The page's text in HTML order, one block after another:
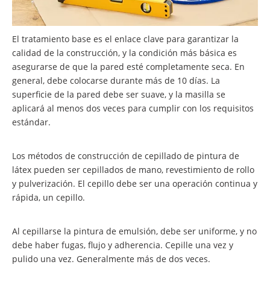
El tratamiento base es el enlace clave para garantizar la
calidad de la construcción, y la condición más básica es
asegurarse de que la pared esté completamente seca. En
general, debe colocarse durante más de 10 días. La
superficie de la pared debe ser suave, y la masilla se
aplicará al menos dos veces para cumplir con los requisitos
estándar.
Los métodos de construcción de cepillado de pintura de
látex pueden ser cepillados de mano, revestimiento de rollo
y pulverización. El cepillo debe ser una operación continua y
rápida, un cepillo.
Al cepillarse la pintura de emulsión, debe ser uniforme, y no
debe haber fugas, flujo y adherencia. Cepille una vez y
pulido una vez. Generalmente más de dos veces.